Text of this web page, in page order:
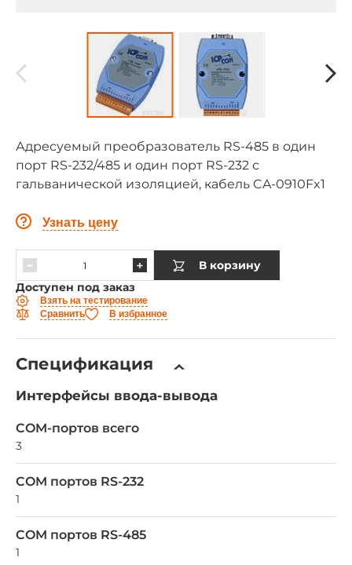
Адресуемый преобразователь RS-485 в один
порт RS-232/485 и один порт RS-232 с
гальванической изоляцией, кабель CA-0910Fx1
Узнать цену
В корзину
Доступен под заказ
Взять на тестирование
Сравнить
В избранное
Спецификация
Интерфейсы ввода-вывода
COM-портов всего
3
COM портов RS-232
1
COM портов RS-485
1